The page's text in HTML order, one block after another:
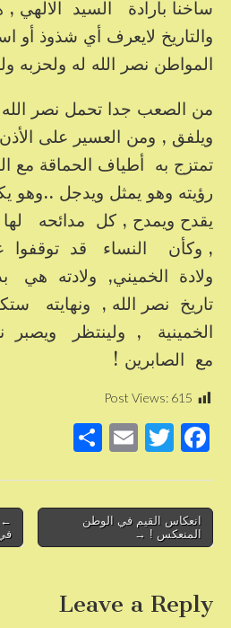
ساخنا بارادة السيد الالهي
والتاريخ لايعرف أي شذوذ أو
المواطن نصر الله له ولحزبه
من الصعب جدا تحمل نصر
ويلفق , ومن العسير على
تمتزج به أطياف الحماقة مع
رؤيته وهو يمثل ويدجل
يقدح ويمدح , كل مدائحه
, وكأن النساء قد توقفوا
ولادة الخميني, ولادته هي
تاريخ نصر الله , ونهايته
الخمينية , ولينتظر ويصبر
مع الصابرين !
Post Views: 615
F
e
b
o
T
er
E
Post
navigation
←
انعكاس القيم في الوطن
المنعكس ! →
Leave a Reply